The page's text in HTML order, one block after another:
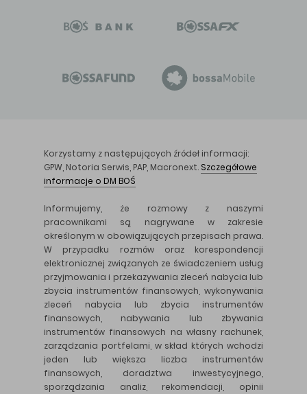
Korzystamy z następujących źródeł informacji:
GPW, Notoria Serwis, PAP, Macronext. Szczegółowe
informacje o DM BOŚ
Informujemy, że rozmowy z naszymi
pracownikami są nagrywane w zakresie
określonym w obowiązujących przepisach prawa.
W przypadku rozmów oraz korespondencji
elektronicznej związanych ze świadczeniem usług
przyjmowania i przekazywania zleceń nabycia lub
zbycia instrumentów finansowych, wykonywania
zleceń nabycia lub zbycia instrumentów
finansowych, nabywania lub zbywania
instrumentów finansowych na własny rachunek,
zarządzania portfelami, w skład których wchodzi
jeden lub większa liczba instrumentów
finansowych, doradztwa inwestycyjnego,
sporządzania analiz, rekomendacji, opinii